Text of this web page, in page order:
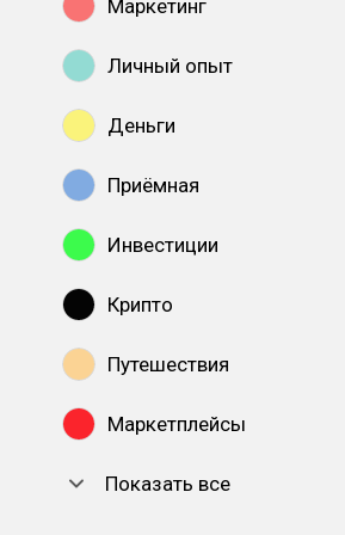
Маркетинг
Личный опыт
Деньги
Приёмная
Инвестиции
Крипто
Путешествия
Маркетплейсы
Показать все